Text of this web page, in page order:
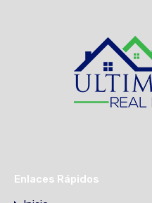
Enlaces Rápidos